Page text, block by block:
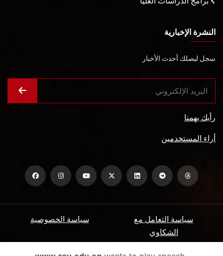
النشرة الإخبارية
سجل ليصلك أحدث الأخبار
رأيك يهمنا
أراء المستخدمين
سياسة الخصوصية
سياسة التعامل مع
الشكاوي
الأسئلة الشائعة ميثاق المتعاملين